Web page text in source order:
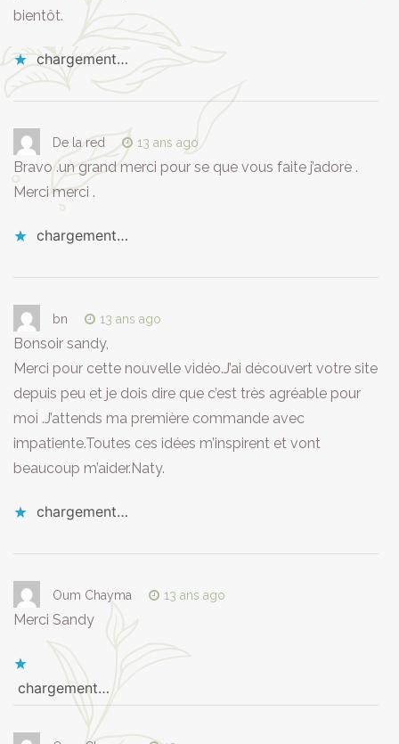
bientôt.
chargement…
De la red 13 ans ago
Bravo .un grand merci pour se que vous faite j’adore .
Merci merci .
chargement…
bn 13 ans ago
Bonsoir sandy,
Merci pour cette nouvelle vidéo.J’ai découvert votre site
depuis peu et je dois dire que c’est très agréable pour
moi .J’attends ma première commande avec
impatiente.Toutes ces idées m’inspirent et vont
beaucoup m’aider.Naty.
chargement…
Oum Chayma 13 ans ago
Merci Sandy
chargement…